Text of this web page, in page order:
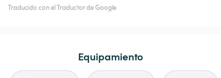
Traducido con el Traductor de Google
Equipamiento